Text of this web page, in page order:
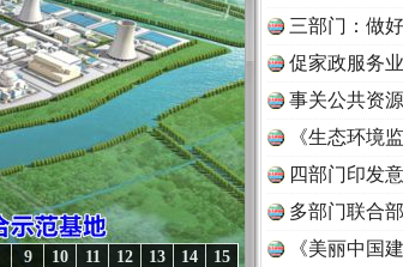
15
14
13
12
11
10
9
三部门：做
促家政服务
事关公共资
《生态环境
读
四部门印发
多部门联合
《美丽中国